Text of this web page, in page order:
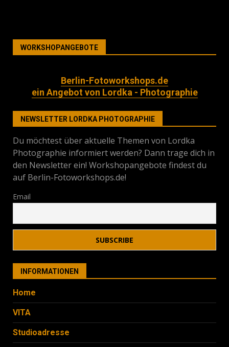
WORKSHOPANGEBOTE
Berlin-Fotoworkshops.de
ein Angebot von Lordka - Photographie
NEWSLETTER LORDKA PHOTOGRAPHIE
Du möchtest über aktuelle Themen von Lordka
Photographie informiert werden? Dann trage dich in
den Newsletter ein! Workshopangebote findest du
auf Berlin-Fotoworkshops.de!
Email
INFORMATIONEN
Home
VITA
Studioadresse